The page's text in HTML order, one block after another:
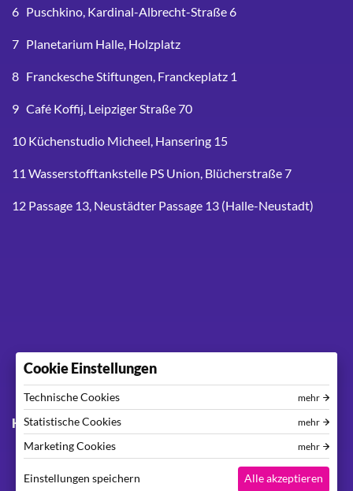
6 Puschkino, Kardinal-Albrecht-Straße 6
7 Planetarium Halle, Holzplatz
8 Franckesche Stiftungen, Franckeplatz 1
9 Café Koffij, Leipziger Straße 70
10 Küchenstudio Micheel, Hansering 15
11 Wasserstofftankstelle PS Union, Blücherstraße 7
12 Passage 13, Neustädter Passage 13 (Halle-Neustadt)
Kontakt Impressum
Cookie Einstellungen
Technische Cookies mehr
Statistische Cookies mehr
Marketing Cookies mehr
Einstellungen speichern Alle akzeptieren